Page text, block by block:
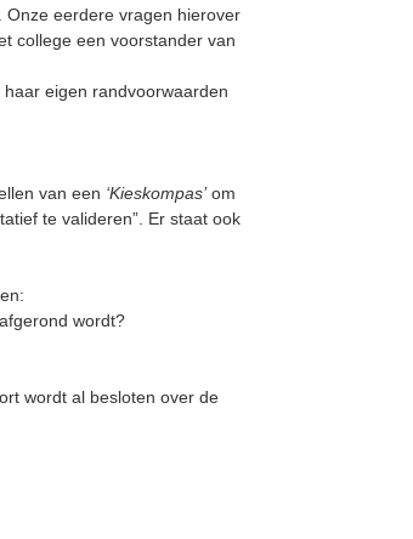
Onze eerdere vragen hierover
college een voorstander van
eigen randvoorwaarden
van een ‘Kieskompas’om
te valideren”. Er staat ook
wordt?
wordt al besloten over de